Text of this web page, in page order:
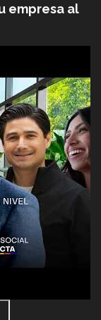
empresa al